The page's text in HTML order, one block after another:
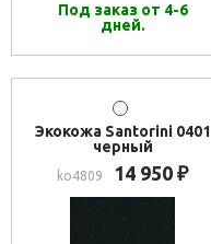
Под заказ от 4-6
дней.
Экокожа Santorini 0401
черный
ko4809 14 950 ₽